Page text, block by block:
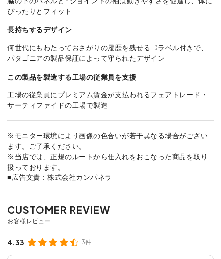
ぴったりとフィット
長持ちするデザイン
何世代にもわたっておさがりの履歴を残せるIDラベル付きで、
パタゴニアの製品保証によって守られたデザイン
この製品を製造する工場の従業員を支援
工場の従業員にプレミアム賃金が支払われるフェアトレード・
サーティファイドの工場で製造
※モニター環境により画像の色合いが若干異なる場合がござい
ます。ご了承ください。
※当店では、正規のルートから仕入れをおこなった商品を取り
扱っております。
■広告文責：株式会社カンパネラ
4.33 3件